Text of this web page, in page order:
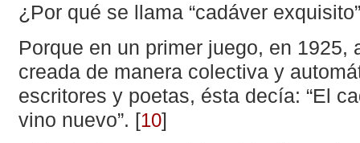
¿Por qué se llama “cadáver
Porque en un primer juego, en 1925,
creada de manera colectiva y
escritores y poetas, ésta decía: “El
vino nuevo”. [10]